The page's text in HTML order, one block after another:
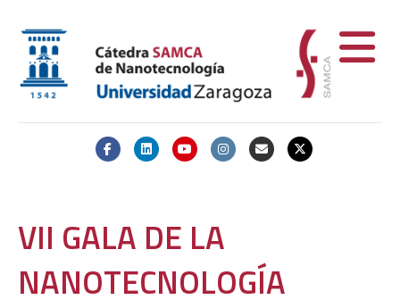
FacebookLinkedinYoutubeInstagramEmail X-twitter
VII GALA DE LA
NANOTECNOLOGÍA